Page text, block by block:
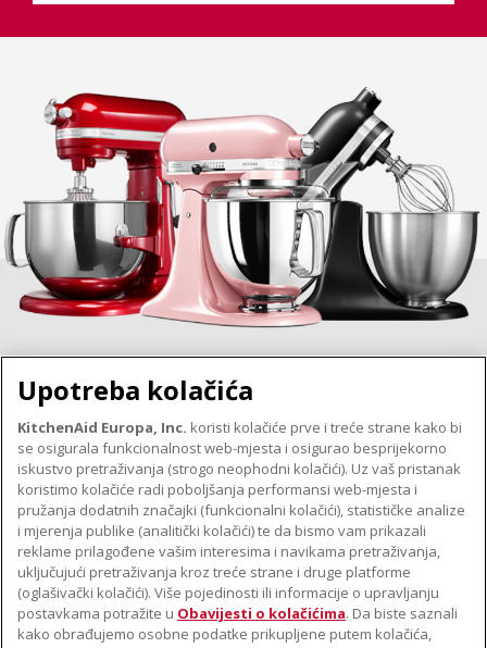
O TVRTKI KITCHENAID
Robna marka
Povijest
ODR
PODRŠKA
Pronađi trgovinu
Jamstvo i dokumenti
PRATITE NAS
Upotreba kolačića
KitchenAid Europa, Inc. koristi kolačiće prve i treće strane kako bi
se osigurala funkcionalnost web-mjesta i osigurao besprijekorno
iskustvo pretraživanja (strogo neophodni kolačići). Uz vaš pristanak
koristimo kolačiće radi poboljšanja performansi web-mjesta i
pružanja dodatnih značajki (funkcionalni kolačići), statističke analize
i mjerenja publike (analitički kolačići) te da bismo vam prikazali
reklame prilagođene vašim interesima i navikama pretraživanja,
uključujući pretraživanja kroz treće strane i druge platforme
(oglašivački kolačići). Više pojedinosti ili informacije o upravljanju
postavkama potražite u Obavijesti o kolačićima. Da biste saznali
kako obrađujemo osobne podatke prikupljene putem kolačića,